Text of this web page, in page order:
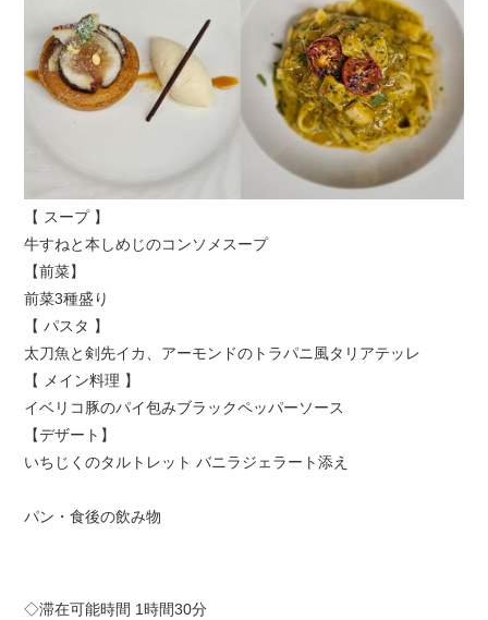
【 スープ 】
牛すねと本しめじのコンソメスープ
【前菜】
前菜3種盛り
【 パスタ 】
太刀魚と剣先イカ、アーモンドのトラパニ風タリアテッレ
【 メイン料理 】
イベリコ豚のパイ包みブラックペッパーソース
【デザート】
いちじくのタルトレット バニラジェラート添え
パン・食後の飲み物
◇滞在可能時間 1時間30分